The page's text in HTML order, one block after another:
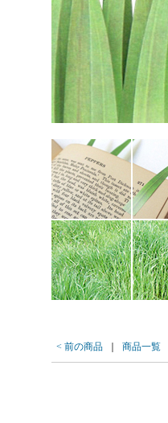
< 前の商品 ｜ 商品一覧